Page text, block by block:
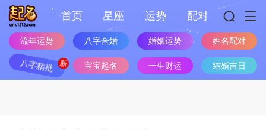
首页 星座 运势 配对
流年运势 八字合婚 婚姻运势 姓名配对
八字精批 宝宝起名 一生财运 结婚吉日